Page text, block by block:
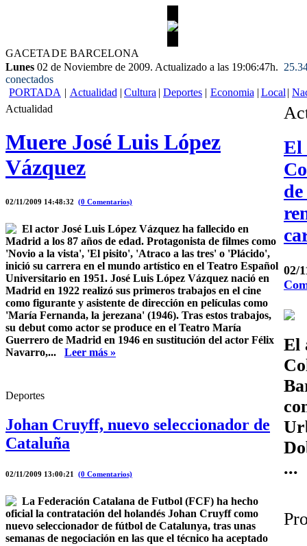
GACETADE BARCELONA
Lunes 02 de Noviembre de 2009. Actualizado a las 19:06:47h.
conectados
PORTADA | Actualidad | Cultura | Deportes | Economia | Local |
Actualidad
Muere José Luis López
Vázquez
02/11/2009 14:48:32 (0 Comentarios)
El actor José Luis López Vázquez ha fallecido en
Madrid a los 87 años de edad. Protagonista de filmes como
'Novio a la vista', 'El pisito', 'Atraco a las tres' o 'Plácido',
inició su carrera en el mundo artístico en el Teatro Español
Universitario en 1951. José Luis López Vázquez nació en
Madrid en 1922 realizó sus primeros trabajos en el cine
como figurante y asistente de dirección en películas como
'María Fernanda, la jerezana' (1946). Tras estos trabajos,
su debut como actor se produce en el Teatro María
Guerrero de Madrid en 1946 en sustitución del actor Félix
Navarro,... Leer más »
Deportes
Johan Cruyff, nuevo seleccionador de
Cataluña
02/11/2009 13:00:21 (0 Comentarios)
La Federación Catalana de Futbol (FCF) ha hecho
oficial la contratación del holandés Johan Cruyff como
nuevo seleccionador de fútbol de Catalunya, tras unas
semanas de negociación en las que el técnico ha aceptado
El
02/
El